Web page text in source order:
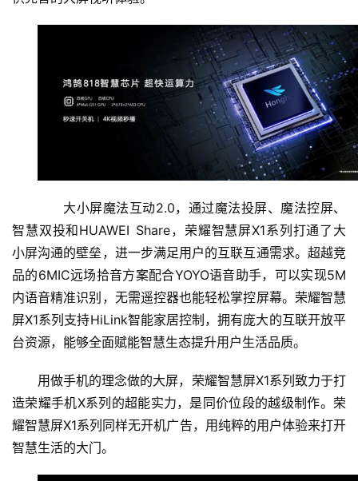
大小屏魔法互动2.0，通过魔法投屏、魔法控屏、
智慧双投和HUAWEI Share，荣耀智慧屏X1系列打通了大
小屏沟通的壁垒，进一步满足用户的互联互通需求。超越竞
品的6MIC远场拾音方案配合YOYO语音助手，可以实现5M
内语音精准识别，无需遥控器也能轻松掌控屏幕。荣耀智慧
屏X1系列支持HiLink智能家居控制，拥有庞大的互联开放平
台资源，能够全面赋能智慧生态提升用户生活品质。
用做手机的理念做的大屏，荣耀智慧屏X1系列致力于打
造荣耀手机X系列的超能实力，是同价位段的越级制作。荣
耀智慧屏X1系列同样无开机广告，用纯粹的用户体验来打开
智慧生活的大门。